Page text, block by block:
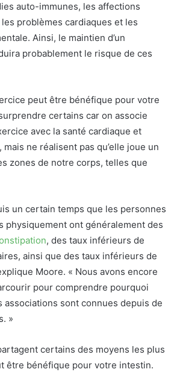
auto-immunes, les affections
problèmes cardiaques et les
Ainsi, le maintien d’un
probablement le risque de ces
peut être bénéfique pour votre
certains car on associe
avec la santé cardiaque et
mais ne réalisent pas qu’elle joue un
zones de notre corps, telles que
un certain temps que les personnes
physiquement ont généralement des
, des taux inférieurs de
ainsi que des taux inférieurs de
Moore. « Nous avons encore
pour comprendre pourquoi
associations sont connues depuis de
»
certains des moyens les plus
être bénéfique pour votre intestin.